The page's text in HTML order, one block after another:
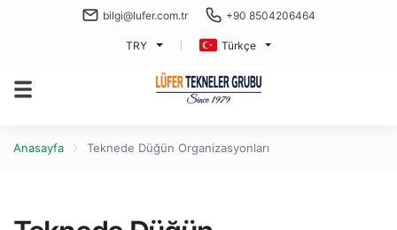
bilgi@lufer.com.tr +90 8504206464
TRY Türkçe
Anasayfa Teknede Düğün Organizasyonları